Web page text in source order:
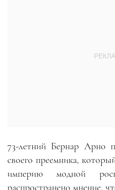
73-летний Бернар Арно
своего преемника,
империю модной